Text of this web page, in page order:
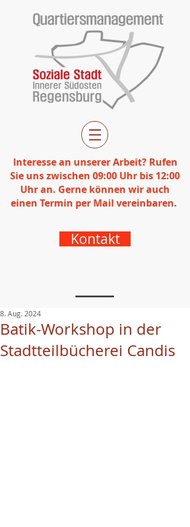
Interesse an unserer Arbeit? Rufen
Sie uns zwischen 09:00 Uhr bis 12:00
Uhr an. Gerne können wir auch
einen Termin per Mail vereinbaren.
Kontakt
Batik-Workshop in der
Stadtteilbücherei Candis
8. Aug. 2024